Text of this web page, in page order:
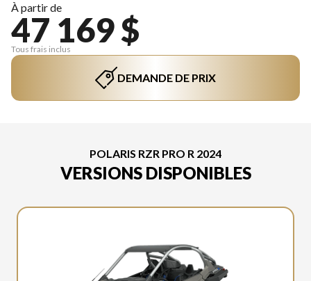
À partir de
47 169 $
Tous frais inclus
DEMANDE DE PRIX
POLARIS RZR PRO R 2024
VERSIONS DISPONIBLES